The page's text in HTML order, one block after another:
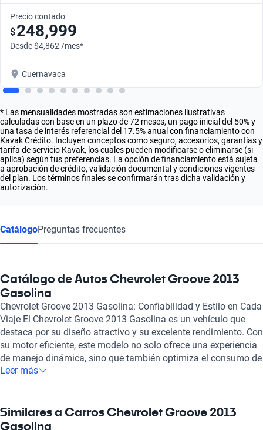
Precio contado
$248,999
Desde $4,862 /mes*
Cuernavaca
* Las mensualidades mostradas son estimaciones ilustrativas
calculadas con base en un plazo de 72 meses, un pago inicial del 50% y
una tasa de interés referencial del 17.5% anual con financiamiento con
Kavak Crédito. Incluyen conceptos como seguro, accesorios, garantías y
tarifa de servicio Kavak, los cuales pueden modificarse o eliminarse (si
aplica) según tus preferencias. La opción de financiamiento está sujeta
a aprobación de crédito, validación documental y condiciones vigentes
del plan. Los términos finales se confirmarán tras dicha validación y
autorización.
CatálogoPreguntas frecuentes
Catálogo de Autos Chevrolet Groove 2013
Gasolina
Chevrolet Groove 2013 Gasolina: Confiabilidad y Estilo en Cada
Viaje El Chevrolet Groove 2013 Gasolina es un vehículo que
destaca por su diseño atractivo y su excelente rendimiento. Con
su motor eficiente, este modelo no solo ofrece una experiencia
de manejo dinámica, sino que también optimiza el consumo de
combustible, lo que lo convierte en una opción ideal para
brindando confianza en cada trayecto. Dentro del Chevrolet
Groove 2013, los conductores disfrutarán de un interior
Leer más
Similares a Carros Chevrolet Groove 2013
Gasolina